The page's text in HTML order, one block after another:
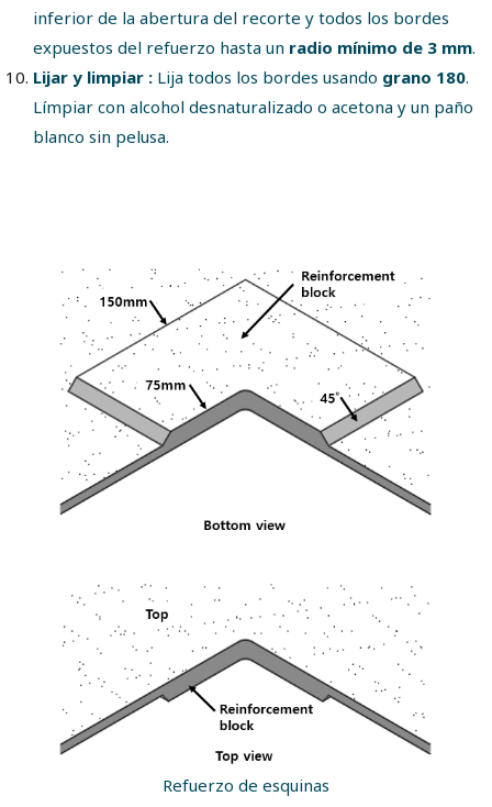
inferior de la abertura del recorte y todos los bordes
expuestos del refuerzo hasta un radio mínimo de 3 mm.
Lijar y limpiar : Lija todos los bordes usando grano 180.
Límpiar con alcohol desnaturalizado o acetona y un paño
blanco sin pelusa.
Refuerzo de esquinas